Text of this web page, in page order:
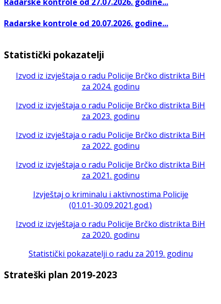
Radarske kontrole od 20.07.2026. godine...
Statistički pokazatelji
Izvod iz izvještaja o radu Policije Brčko distrikta BiH
za 2024. godinu
Izvod iz izvještaja o radu Policije Brčko distrikta BiH
za 2023. godinu
Izvod iz izvještaja o radu Policije Brčko distrikta BiH
za 2022. godinu
Izvod iz izvještaja o radu Policije Brčko distrikta BiH
za 2021. godinu
Izvještaj o kriminalu i aktivnostima Policije
(01.01-30.09.2021.god.)
Izvod iz izvještaja o radu Policije Brčko distrikta BiH
za 2020. godinu
Statistički pokazatelji o radu za 2019. godinu
Strateški plan 2019-2023